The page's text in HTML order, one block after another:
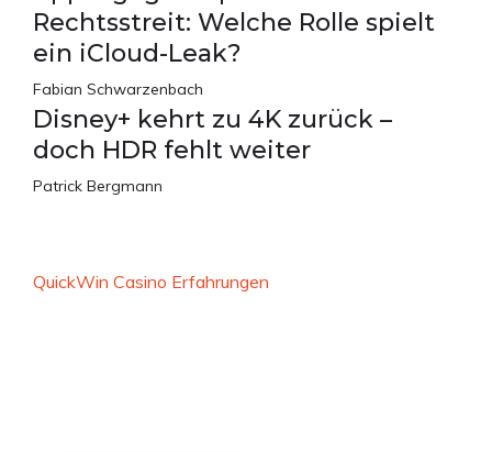
Rechtsstreit: Welche Rolle spielt
ein iCloud-Leak?
Fabian Schwarzenbach
Disney+ kehrt zu 4K zurück –
doch HDR fehlt weiter
Patrick Bergmann
QuickWin Casino Erfahrungen